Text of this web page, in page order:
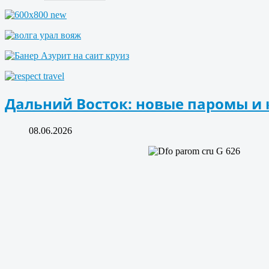
Дальний Восток: новые паромы и
08.06.2026